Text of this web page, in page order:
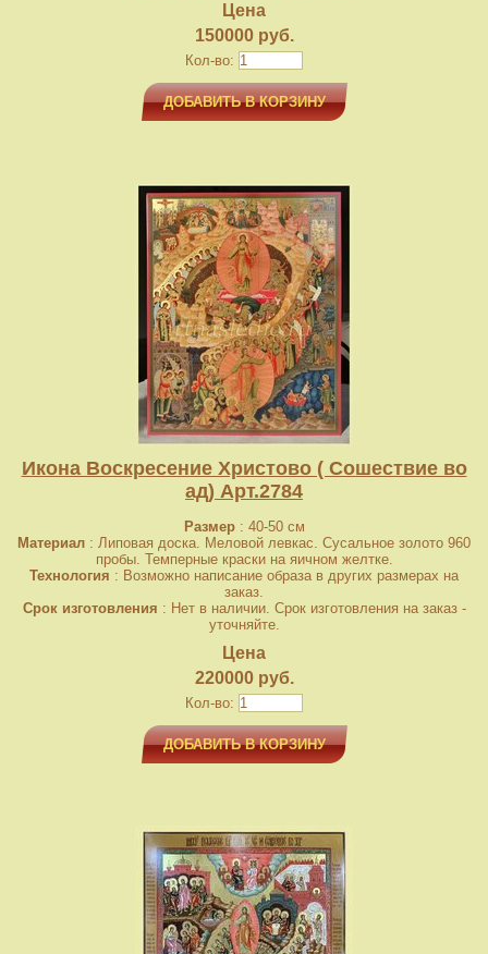
Цена
150000 руб.
Кол-во:
ДОБАВИТЬ В КОРЗИНУ
Икона Воскресение Христово ( Сошествие во
ад) Арт.2784
Размер: 40-50 см
Материал : Липовая доска. Меловой левкас. Сусальное золото 960
пробы. Темперные краски на яичном желтке.
Технология : Возможно написание образа в других размерах на
заказ.
Срок изготовления : Нет в наличии. Срок изготовления на заказ -
уточняйте.
Цена
220000 руб.
Кол-во:
ДОБАВИТЬ В КОРЗИНУ